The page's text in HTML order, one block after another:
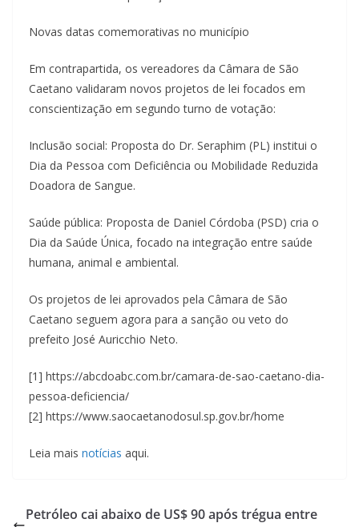
Novas datas comemorativas no município
Em contrapartida, os vereadores da Câmara de São
Caetano validaram novos projetos de lei focados em
conscientização em segundo turno de votação:
Inclusão social: Proposta do Dr. Seraphim (PL) institui o
Dia da Pessoa com Deficiência ou Mobilidade Reduzida
Doadora de Sangue.
Saúde pública: Proposta de Daniel Córdoba (PSD) cria o
Dia da Saúde Única, focado na integração entre saúde
humana, animal e ambiental.
Os projetos de lei aprovados pela Câmara de São
Caetano seguem agora para a sanção ou veto do
prefeito José Auricchio Neto.
[1] https://abcdoabc.com.br/camara-de-sao-caetano-dia-
pessoa-deficiencia/
[2] https://www.saocaetanodosul.sp.gov.br/home
Leia mais notícias aqui.
Petróleo cai abaixo de US$ 90 após trégua entre